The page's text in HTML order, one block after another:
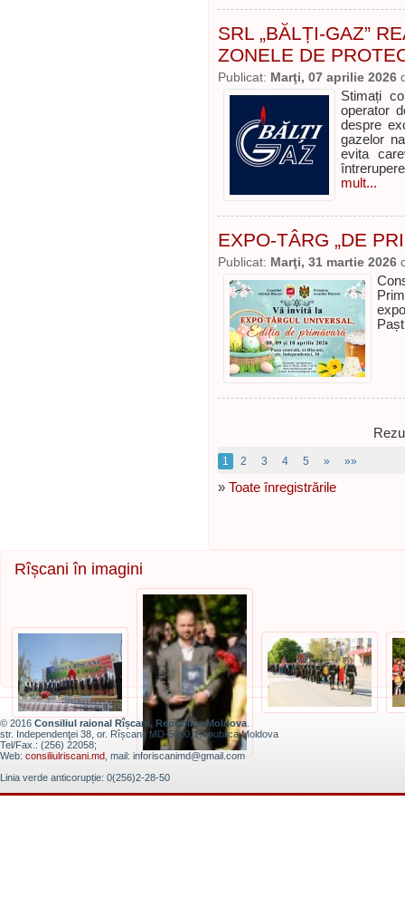
SRL „BĂLȚI-GAZ”
ZONELE DE
Publicat: Marţi, 07 aprilie 2026
Stimați
operator
despre
gazelor
evita
mult...
EXPO-TÂRG „DE
Publicat: Marţi, 31 martie 2026
1 2 3 4 5 » »»
» Toate înregistrările
Rîșcani în imagini
© 2016 Consiliul raional Rîșcani, Republica Moldova
str. Independenţei 38, or. Rîșcani, MD-5600, Republica Moldova
Tel/Fax.: (256) 22058;
Web: consiliulriscani.md , mail: inforiscanimd@gmail.com
Linia verde anticorupție: 0(256)2-28-50